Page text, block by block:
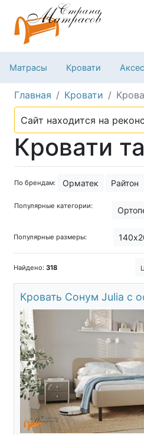
Матрасы Кровати
Главная Кровати
Сайт находится на
Кровати
По брендам: Орматек Райтон
Популярные категории:
Популярные размеры:
Найдено: 318
Кровать Сонум Julia с